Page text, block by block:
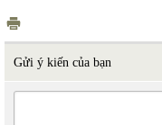
Gửi ý kiến của bạn